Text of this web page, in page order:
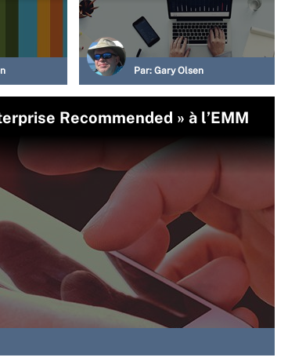
Par: Gary Olsen
Recommended » à l’EMM